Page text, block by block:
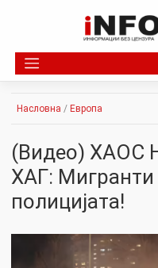
Насловна / Европа
(Видео) ХАОС
ХАГ: Мигранти
полицијата!